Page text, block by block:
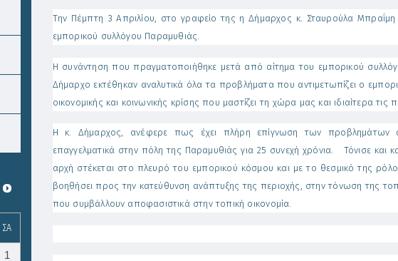
Την Πέμπτη 3 Απριλίου, στο γραφείο της η Δήμαρχος κ. Σταυρούλα
εμπορικού συλλόγου Παραμυθιάς.
Η συνάντηση που πραγματοποιήθηκε μετά από αίτημα του εμπορικού
Δήμαρχο εκτέθηκαν αναλυτικά όλα τα προβλήματα που αντιμετωπίζει ο
οικονομικής και κοινωνικής κρίσης που μαστίζει τη χώρα μας και ιδιαίτερα τις
Η κ. Δήμαρχος, ανέφερε πως έχει πλήρη επίγνωση των προβλημάτων
επαγγελματικά στην πόλη της Παραμυθιάς για 25 συνεχή χρόνια. Τόνισε
αρχή στέκεται στο πλευρό του εμπορικού κόσμου και με το θεσμικό της
βοηθήσει προς την κατεύθυνση ανάπτυξης της περιοχής, στην τόνωση της
που συμβάλλουν αποφασιστικά στην τοπική οικονομία.
ΣΑ
1